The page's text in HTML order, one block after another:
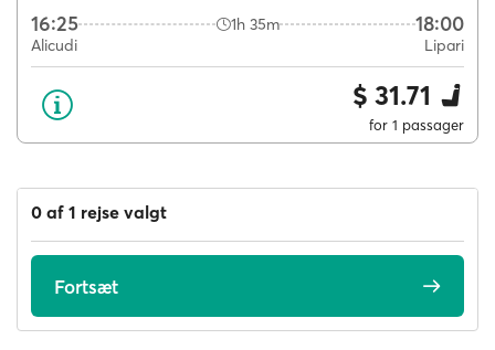
16:25 1h 35m 18:00
Alicudi Lipari
$ 31.71
for 1 passager
0 af 1 rejse valgt
Fortsæt